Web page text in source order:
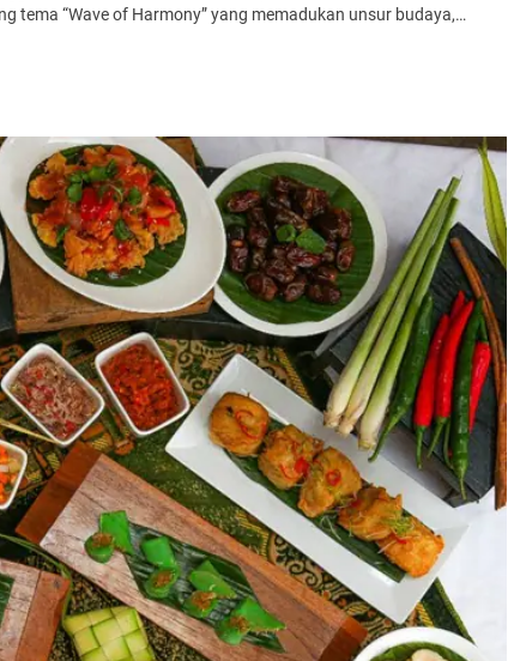
tema “Wave of Harmony” yang memadukan unsur budaya,…